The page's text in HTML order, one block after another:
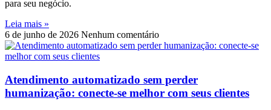
para seu negócio.
Leia mais »
6 de junho de 2026 Nenhum comentário
Atendimento automatizado sem perder
humanização: conecte-se melhor com seus clientes